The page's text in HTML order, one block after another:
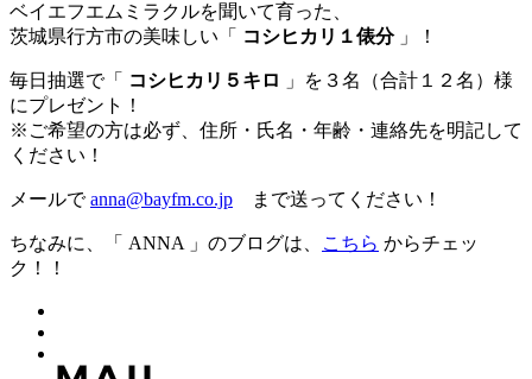
ベイエフエムミラクルを聞いて育った、
茨城県行方市の美味しい「
コシヒカリ１俵分」！
毎日抽選で「 コシヒカリ５キロ
」を３名（合計１２名）様
にプレゼント！
※ご希望の方は必ず、住所・氏名・年齢・連絡先を明記して
ください！
メールでanna@bayfm.co.jp まで送ってください！
ちなみに、「 ANNA 」のブログは、 こちら からチェッ
ク！！